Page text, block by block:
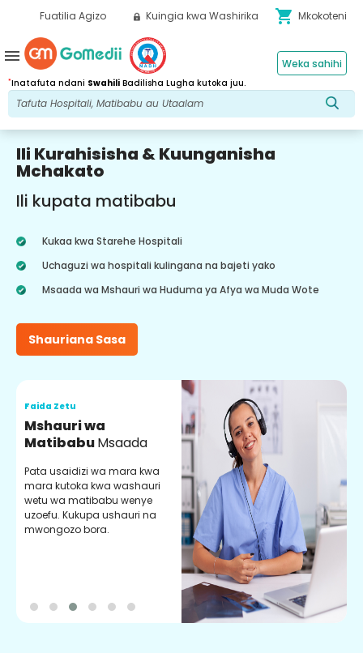
Fuatilia Agizo Kuingia kwa Washirika shopping_cart Mkokoteni
*Inatafuta ndani Swahili Badilisha Lugha kutoka juu.
Weka sahihi
menu
Ili Kurahisisha & Kuunganisha
Mchakato
Ili kupata matibabu
Kukaa kwa Starehe Hospitali
Uchaguzi wa hospitali kulingana na bajeti yako
Msaada wa Mshauri wa Huduma ya Afya wa Muda Wote
Shauriana Sasa
Faida Zetu
Mshauri wa
MatibabuMsaada
Pata usaidizi wa mara kwa
mara kutoka kwa washauri
wetu wa matibabu wenye
uzoefu. Kukupa ushauri na
mwongozo bora.